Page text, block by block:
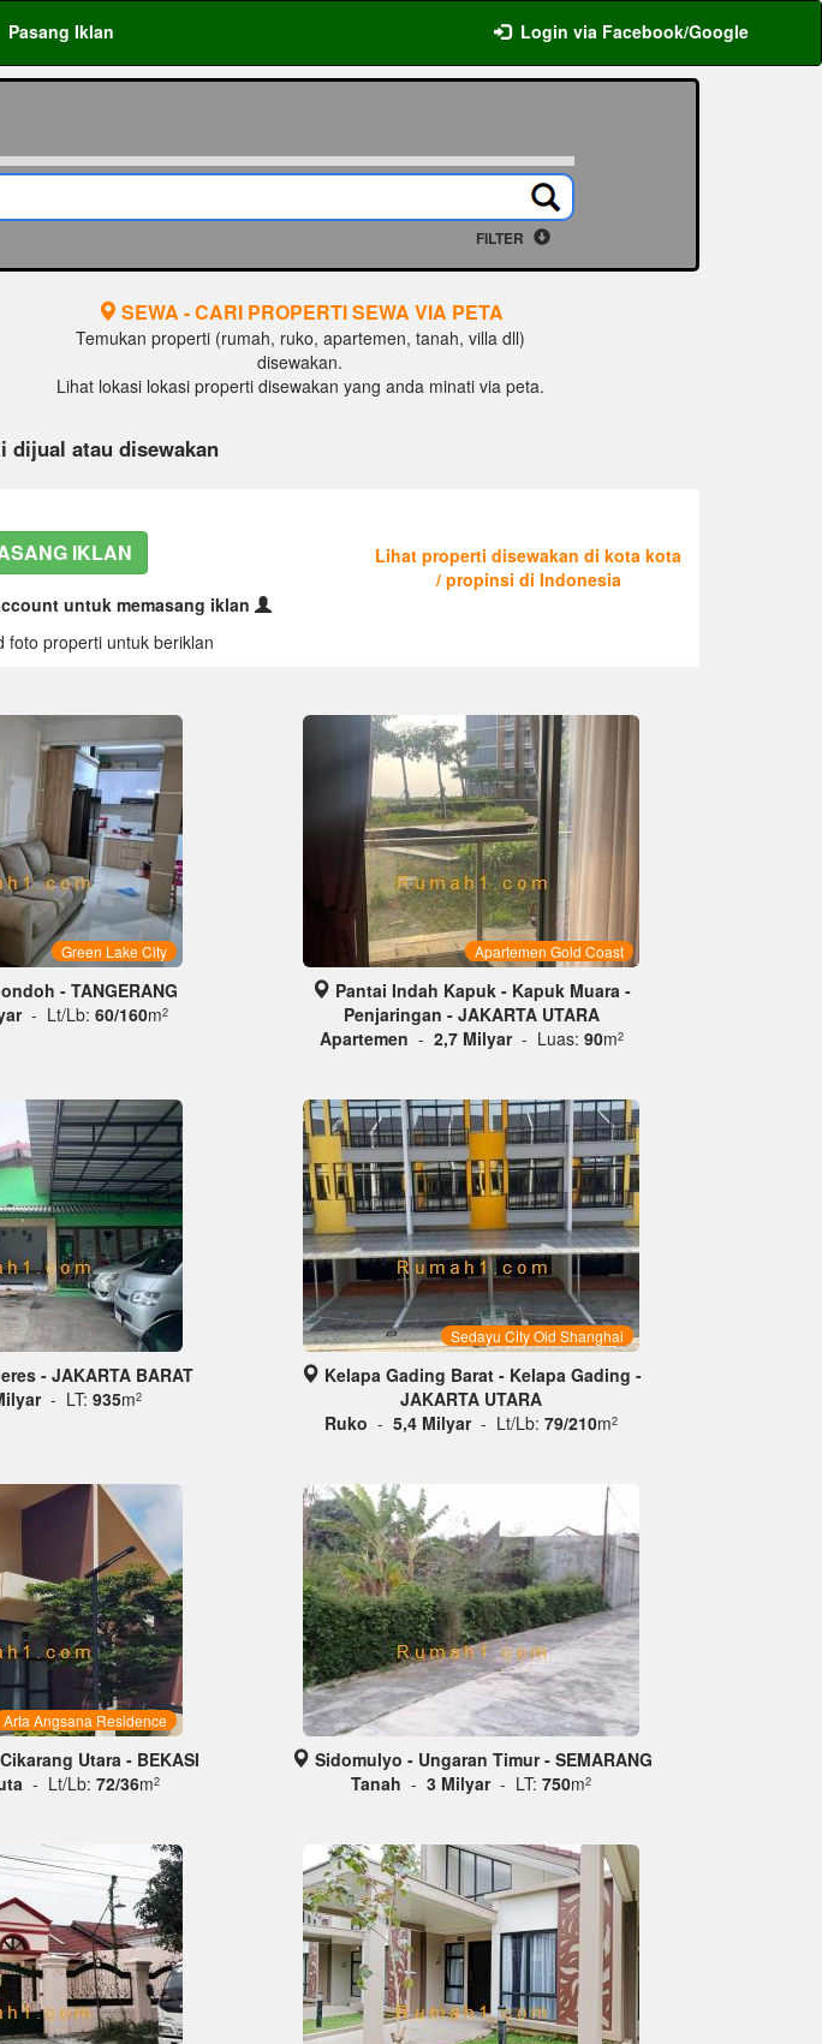
Pasang Iklan Login via Facebook/Google
FILTER
SEWA - CARI PROPERTI SEWA VIA PETA
Temukan properti (rumah, ruko, apartemen, tanah, villa dll)
disewakan.
Lihat lokasi lokasi properti disewakan yang anda minati via peta.
dijual atau disewakan
IKLAN
untuk memasang iklan
properti untuk beriklan
Lihat properti disewakan di kota kota
/ propinsi di Indonesia
Green Lake City
- TANGERANG
- Lt/Lb: 60/160m2
Apartemen Gold Coast
Pantai Indah Kapuk - Kapuk Muara -
Penjaringan - JAKARTA UTARA
Apartemen - 2,7 Milyar - Luas: 90m2
- JAKARTA BARAT
- LT: 935m2
Sedayu City Old Shanghai
Kelapa Gading Barat - Kelapa Gading -
JAKARTA UTARA
Ruko - 5,4 Milyar - Lt/Lb: 79/210m2
Arta Angsana Residence
Utara - BEKASI
- Lt/Lb: 72/36m2
Sidomulyo - Ungaran Timur - SEMARANG
Tanah - 3 Milyar - LT: 750m2